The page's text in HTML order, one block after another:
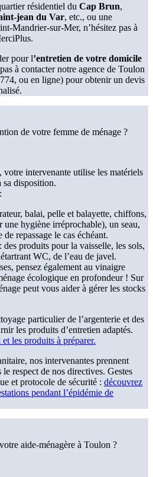
résidentiel du Cap Brun,
jean du Var, etc., ou une
Mandrier-sur-Mer, n’hésitez pas à
pour l’entretien de votre domicile
à contacter notre agence de Toulon
ou en ligne) pour obtenir un devis
de votre femme de ménage ?
votre intervenante utilise les matériels
sa disposition.
balai, pelle et balayette, chiffons,
une hygiène irréprochable), un seau,
repassage le cas échéant.
produits pour la vaisselle, les sols,
WC, de l’eau de javel.
pensez également au vinaigre
écologique en profondeur ! Sur
peut vous aider à gérer les stocks
particulier de l’argenterie et des
les produits d’entretien adaptés.
les produits à préparer.
nos intervenantes prennent
respect de nos directives. Gestes
et protocole de sécurité : découvrez
pendant l’épidémie de
aide-ménagère à Toulon ?